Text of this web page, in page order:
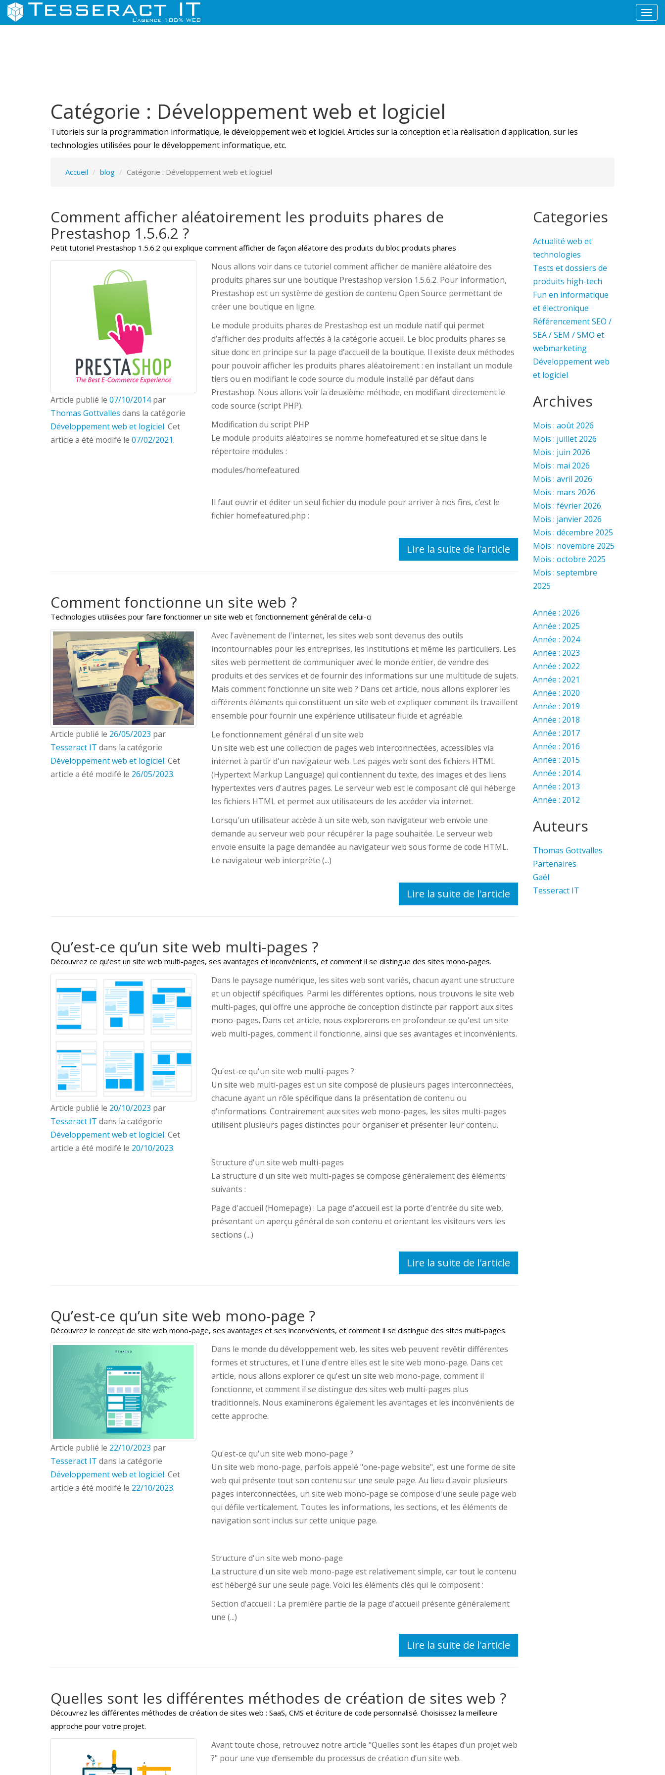
Catégorie : Développement web et logiciel
Tutoriels sur la programmation informatique, le développement web et logiciel. Articles sur la conception et la réalisation d'application, sur les
technologies utilisées pour le développement informatique, etc.
Accueil blog Catégorie : Développement web et logiciel
Comment afficher aléatoirement les produits phares de
Prestashop 1.5.6.2 ?
Petit tutoriel Prestashop 1.5.6.2 qui explique comment afficher de façon aléatoire des produits du bloc produits phares
Article publié le 07/10/2014par
Thomas Gottvalles dans la catégorie
Développement web et logiciel. Cet
article a été modifé le 07/02/2021.
Nous allons voir dans ce tutoriel comment afficher de manière aléatoire des
produits phares sur une boutique Prestashop version 1.5.6.2. Pour information,
Prestashop est un système de gestion de contenu Open Source permettant de
créer une boutique en ligne.
Le module produits phares de Prestashop est un module natif qui permet
d’afficher des produits affectés à la catégorie accueil. Le bloc produits phares se
situe donc en principe sur la page d’accueil de la boutique. Il existe deux méthodes
pour pouvoir afficher les produits phares aléatoirement : en installant un module
tiers ou en modifiant le code source du module installé par défaut dans
Prestashop. Nous allons voir la deuxième méthode, en modifiant directement le
code source (script PHP).
Modification du script PHP
Le module produits aléatoires se nomme homefeatured et se situe dans le
répertoire modules :
modules/homefeatured
Il faut ouvrir et éditer un seul fichier du module pour arriver à nos fins, c’est le
fichier homefeatured.php :
Lire la suite de l'article
Comment fonctionne un site web ?
Technologies utilisées pour faire fonctionner un site web et fonctionnement général de celui-ci
Article publié le 26/05/2023 par
Tesseract IT dans la catégorie
Développement web et logiciel. Cet
article a été modifé le 26/05/2023.
Avec l'avènement de l'internet, les sites web sont devenus des outils
incontournables pour les entreprises, les institutions et même les particuliers. Les
sites web permettent de communiquer avec le monde entier, de vendre des
produits et des services et de fournir des informations sur une multitude de sujets.
Mais comment fonctionne un site web ? Dans cet article, nous allons explorer les
différents éléments qui constituent un site web et expliquer comment ils travaillent
ensemble pour fournir une expérience utilisateur fluide et agréable.
Le fonctionnement général d'un site web
Un site web est une collection de pages web interconnectées, accessibles via
internet à partir d'un navigateur web. Les pages web sont des fichiers HTML
(Hypertext Markup Language) qui contiennent du texte, des images et des liens
hypertextes vers d'autres pages. Le serveur web est le composant clé qui héberge
les fichiers HTML et permet aux utilisateurs de les accéder via internet.
Lorsqu'un utilisateur accède à un site web, son navigateur web envoie une
demande au serveur web pour récupérer la page souhaitée. Le serveur web
envoie ensuite la page demandée au navigateur web sous forme de code HTML.
Le navigateur web interprète (...)
Lire la suite de l'article
Qu’est-ce qu’un site web multi-pages ?
Découvrez ce qu'est un site web multi-pages, ses avantages et inconvénients, et comment il se distingue des sites mono-pages.
Article publié le 20/10/2023 par
Tesseract IT dans la catégorie
Développement web et logiciel. Cet
article a été modifé le 20/10/2023.
Dans le paysage numérique, les sites web sont variés, chacun ayant une structure
et un objectif spécifiques. Parmi les différentes options, nous trouvons le site web
multi-pages, qui offre une approche de conception distincte par rapport aux sites
mono-pages. Dans cet article, nous explorerons en profondeur ce qu'est un site
web multi-pages, comment il fonctionne, ainsi que ses avantages et inconvénients.
Qu'est-ce qu'un site web multi-pages ?
Un site web multi-pages est un site composé de plusieurs pages interconnectées,
chacune ayant un rôle spécifique dans la présentation de contenu ou
d'informations. Contrairement aux sites web mono-pages, les sites multi-pages
utilisent plusieurs pages distinctes pour organiser et présenter leur contenu.
Structure d'un site web multi-pages
La structure d'un site web multi-pages se compose généralement des éléments
suivants :
Page d'accueil (Homepage) : La page d'accueil est la porte d'entrée du site web,
présentant un aperçu général de son contenu et orientant les visiteurs vers les
sections (...)
Lire la suite de l'article
Qu’est-ce qu’un site web mono-page ?
Découvrez le concept de site web mono-page, ses avantages et ses inconvénients, et comment il se distingue des sites multi-pages.
Article publié le 22/10/2023 par
Tesseract IT dans la catégorie
Développement web et logiciel. Cet
article a été modifé le 22/10/2023.
Dans le monde du développement web, les sites web peuvent revêtir différentes
formes et structures, et l'une d'entre elles est le site web mono-page. Dans cet
article, nous allons explorer ce qu'est un site web mono-page, comment il
fonctionne, et comment il se distingue des sites web multi-pages plus
traditionnels. Nous examinerons également les avantages et les inconvénients de
cette approche.
Qu'est-ce qu'un site web mono-page ?
Un site web mono-page, parfois appelé "one-page website", est une forme de site
web qui présente tout son contenu sur une seule page. Au lieu d'avoir plusieurs
pages interconnectées, un site web mono-page se compose d'une seule page web
qui défile verticalement. Toutes les informations, les sections, et les éléments de
navigation sont inclus sur cette unique page.
Structure d'un site web mono-page
La structure d'un site web mono-page est relativement simple, car tout le contenu
est hébergé sur une seule page. Voici les éléments clés qui le composent :
Section d'accueil : La première partie de la page d'accueil présente généralement
une (...)
Lire la suite de l'article
Quelles sont les différentes méthodes de création de sites web ?
Découvrez les différentes méthodes de création de sites web : SaaS, CMS et écriture de code personnalisé. Choisissez la meilleure
approche pour votre projet.
Avant toute chose, retrouvez notre article "Quelles sont les étapes d’un projet web
?" pour une vue d’ensemble du processus de création d’un site web.
Categories
Actualité web et
technologies
Tests et dossiers de
produits high-tech
Fun en informatique
et électronique
Référencement SEO /
SEA / SEM / SMO et
webmarketing
Développement web
et logiciel
Archives
Mois : août 2026
Mois : juillet 2026
Mois : juin 2026
Mois : mai 2026
Mois : avril 2026
Mois : mars 2026
Mois : février 2026
Mois : janvier 2026
Mois : décembre 2025
Mois : novembre 2025
Mois : octobre 2025
Mois : septembre
2025
Année : 2026
Année : 2025
Année : 2024
Année : 2023
Année : 2022
Année : 2021
Année : 2020
Année : 2019
Année : 2018
Année : 2017
Année : 2016
Année : 2015
Année : 2014
Année : 2013
Année : 2012
Auteurs
Thomas Gottvalles
Partenaires
Gaël
Tesseract IT